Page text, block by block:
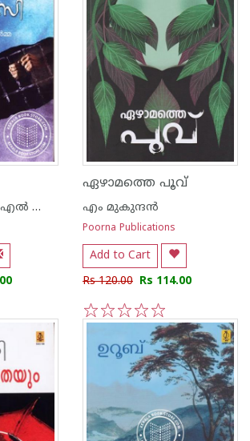
മാധവികുട്ടി , കെ എല്‍ മോഹനവര്‍മ്മ
ഏഴാമത്തെ പൂവ്
എം മുകുന്ദ‌ന്‍
Poorna Publications
Add to Cart
Rs 120.00 Rs 114.00
5
4
3
2
1